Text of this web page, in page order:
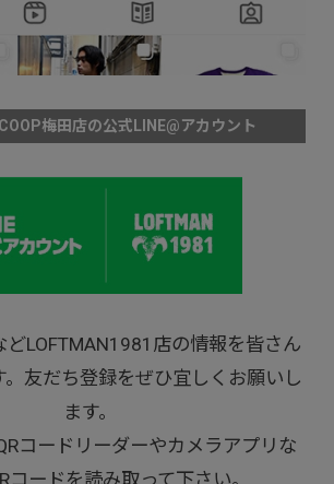
梅田店の公式LINE@アカウント
どLOFTMAN1981店の情報を皆さん
。友だち登録をぜひ宜しくお願いし
ます。
コードリーダーやカメラアプリな
コードを読み取って下さい。